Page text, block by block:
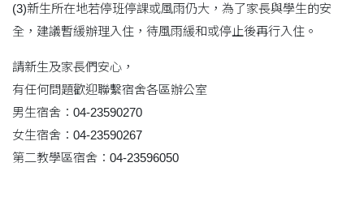
(3)新生所在地若停班停課或風雨仍大，為了家長與學生的安
全，建議暫緩辦理入住，待風雨緩和或停止後再行入住。
請新生及家長們安心，
有任何問題歡迎聯繫宿舍各區辦公室
男生宿舍：04-23590270
女生宿舍：04-23590267
第二教學區宿舍：04-23596050